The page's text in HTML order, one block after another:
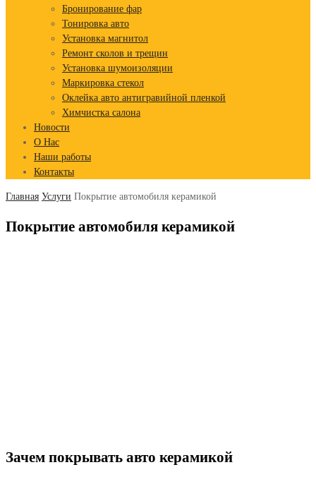
Бронирование фар
Тонировка авто
Установка магнитол
Ремонт сколов и трещин
Установка шумоизоляции
Маркировка стекол
Оклейка авто антигравийной пленкой
Химчистка салона
Новости
О Нас
Наши работы
Контакты
Главная Услуги Покрытие автомобиля керамикой
Покрытие автомобиля керамикой
Зачем покрывать авто керамикой